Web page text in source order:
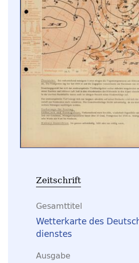
Zeitschrift
Gesamttitel
Wetterkarte des
dienstes
Ausgabe